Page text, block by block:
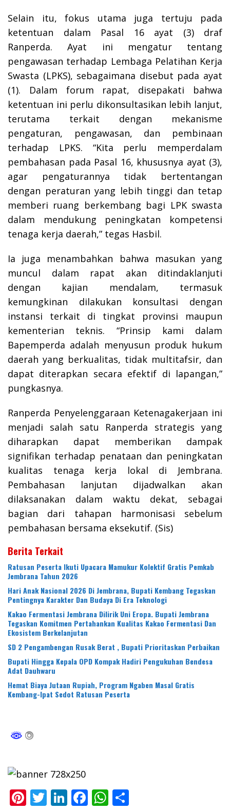
Selain itu, fokus utama juga tertuju pada
ketentuan dalam Pasal 16 ayat (3) draf
Ranperda. Ayat ini mengatur tentang
pengawasan terhadap Lembaga Pelatihan Kerja
Swasta (LPKS), sebagaimana disebut pada ayat
(1). Dalam forum rapat, disepakati bahwa
ketentuan ini perlu dikonsultasikan lebih lanjut,
terutama terkait dengan mekanisme
pengaturan, pengawasan, dan pembinaan
terhadap LPKS. “Kita perlu memperdalam
pembahasan pada Pasal 16, khususnya ayat (3),
agar pengaturannya tidak bertentangan
dengan peraturan yang lebih tinggi dan tetap
memberi ruang berkembang bagi LPK swasta
dalam mendukung peningkatan kompetensi
tenaga kerja daerah,” tegas Hasbil.
Ia juga menambahkan bahwa masukan yang
muncul dalam rapat akan ditindaklanjuti
dengan kajian mendalam, termasuk
kemungkinan dilakukan konsultasi dengan
instansi terkait di tingkat provinsi maupun
kementerian teknis. “Prinsip kami dalam
Bapemperda adalah menyusun produk hukum
daerah yang berkualitas, tidak multitafsir, dan
dapat diterapkan secara efektif di lapangan,”
pungkasnya.
Ranperda Penyelenggaraan Ketenagakerjaan ini
menjadi salah satu Ranperda strategis yang
diharapkan dapat memberikan dampak
signifikan terhadap penataan dan peningkatan
kualitas tenaga kerja lokal di Jembrana.
Pembahasan lanjutan dijadwalkan akan
dilaksanakan dalam waktu dekat, sebagai
bagian dari tahapan harmonisasi sebelum
pembahasan bersama eksekutif. (Sis)
Berita Terkait
Ratusan Peserta Ikuti Upacara Mamukur Kolektif Gratis Pemkab
Jembrana Tahun 2026
Hari Anak Nasional 2026 Di Jembrana, Bupati Kembang Tegaskan
Pentingnya Karakter Dan Budaya Di Era Teknologi
Kakao Fermentasi Jembrana Dilirik Uni Eropa. Bupati Jembrana
Tegaskan Komitmen Pertahankan Kualitas Kakao Fermentasi Dan
Ekosistem Berkelanjutan
SD 2 Pengambengan Rusak Berat , Bupati Prioritaskan Perbaikan
Bupati Hingga Kepala OPD Kompak Hadiri Pengukuhan Bendesa
Adat Dauhwaru
Hemat Biaya Jutaan Rupiah, Program Ngaben Masal Gratis
Kembang-Ipat Sedot Ratusan Peserta
Pi T Li F W